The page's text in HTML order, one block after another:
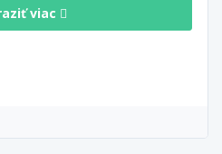
viac